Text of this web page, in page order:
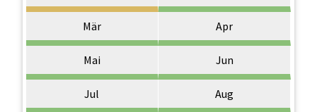
Mär Apr
Mai Jun
Jul Aug